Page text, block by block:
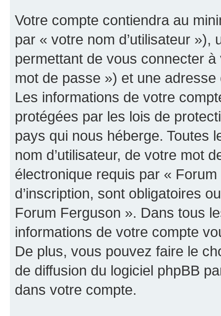
Votre compte contiendra au
par « votre nom d’utilisateur
permettant de vous connecter
mot de passe ») et une
Les informations de votre
protégées par les lois de
pays qui nous héberge. Toutes
nom d’utilisateur, de votre mot
électronique requis par «
d’inscription, sont obligatoires
Forum Ferguson ». Dans tous
informations de votre compte
De plus, vous pouvez faire le
de diffusion du logiciel phpBB
dans votre compte.